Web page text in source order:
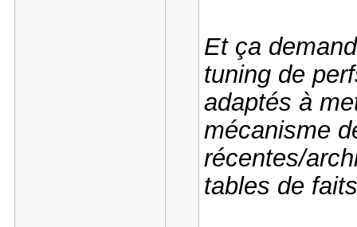
Et ça
tuning de
adaptés à
mécanisme
récentes/
tables de